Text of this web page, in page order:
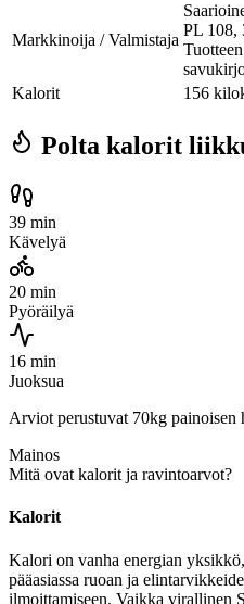
Markkinoija / Valmistaja
PL 108,
Kalorit
156
Polta kalorit
39 min
Kävelyä
20 min
Pyöräilyä
16 min
Juoksua
Arviot perustuvat 70kg painoisen
Mainos
Mitä ovat kalorit ja ravintoarvot?
Kalorit
Kalori on vanha energian
pääasiassa ruoan ja
ilmoittamiseen. Vaikka virallinen